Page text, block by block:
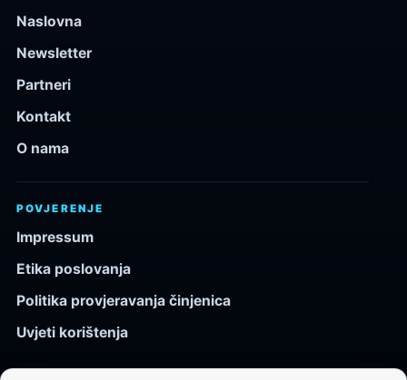
Naslovna
Newsletter
Partneri
Kontakt
O nama
POVJERENJE
Impressum
Etika poslovanja
Politika provjeravanja činjenica
Uvjeti korištenja